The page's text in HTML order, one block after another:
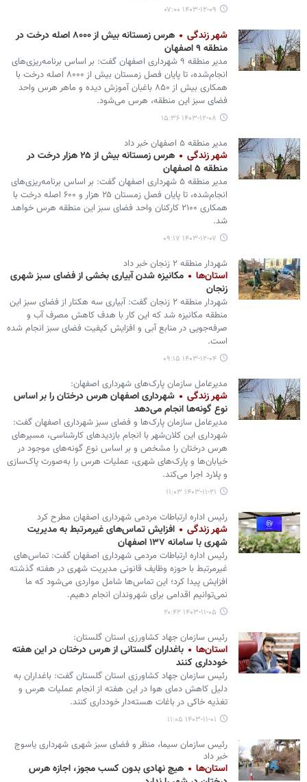
۱۴۰۳-۱۲-۰۹ ۰۷:۰۰
شهر زندگی
هرس زمستانه بیش از ۸۰۰۰ اصله درخت در
منطقه ۹ اصفهان
مدیر منطقه ۹ شهرداری اصفهان گفت: بر اساس برنامه‌ریزی‌های
انجام‌شده، تا پایان فصل زمستان بیش از ۸۰۰۰ اصله درخت با
همکاری بیش از ۸۵۰ باغبان آموزش دیده و ماهر هرس واحد
فضای سبز این منطقه، هرس می‌شود.
۱۴۰۳-۱۲-۰۸ ۱۵:۳۶
مدیر منطقه ۵ اصفهان خبر داد
شهر زندگی
هرس زمستانه بیش از ۲۵ هزار درخت در
منطقه ۵ اصفهان
مدیر منطقه ۵ شهرداری اصفهان گفت: بر اساس برنامه‌ریزی‌های
انجام‌شده، تا پایان فصل زمستان ۲۵ هزار و ۶۰۰ اصله درخت با
همکاری ۲۱۰۰ کارکنان واحد فضای سبز این منطقه هرس خواهد
شد.
۱۴۰۳-۱۲-۰۷ ۰۹:۱۷
شهردار منطقه ۲ زنجان خبر داد
استان‌ها
مکانیزه شدن آبیاری بخشی از فضای سبز شهری
زنجان
شهردار منطقه ۲ زنجان گفت: آبیاری سه هکتار از فضای سبز این
منطقه مکانیزه شد که این کار با هدف کاهش مصرف آب و
صرفه‌جویی در منابع آبی و افزایش کیفیت فضای سبز انجام شده
است.
۱۴۰۳-۱۲-۰۴ ۰۹:۱۵
مدیرعامل سازمان پارک‌های شهرداری اصفهان:
شهر زندگی
شهرداری اصفهان هرس درختان را بر اساس
نوع گونه‌ها انجام می‌دهد
مدیرعامل سازمان پارک‌ها و فضای سبز شهرداری اصفهان گفت:
شهرداری این کلان‌شهر با انجام بازدیدهای کارشناسی، مسیرهای
هرس درختان را مشخص و بر اساس نوع گونه‌های موجود در
خیابان‌ها و پارک‌های شهری، عملیات هرس را به‌صورت پاک‌سازی
و پلارد اجرا می‌کند.
۱۴۰۳-۱۱-۲۱ ۱۱:۰۳
رئیس اداره ارتباطات مردمی شهرداری اصفهان مطرح کرد
شهر زندگی
افزایش تماس‌های غیرمرتبط به مدیریت
شهری با سامانه ۱۳۷ اصفهان
رئیس اداره ارتباطات مردمی شهرداری اصفهان گفت: تماس‌های
غیرمرتبط با حوزه وظایف قانونی مدیریت شهری در هفته گذشته
افزایش پیدا کرد؛ این تماس‌ها شامل مواردی می‌شود که ما
نمی‌توانیم اقدامی برای شهروندان انجام دهیم.
۱۴۰۳-۱۱-۰۵ ۲۰:۴۲
رئیس سازمان جهاد کشاورزی استان گلستان:
استان‌ها
باغداران گلستانی از هرس درختان در این هفته
خودداری کنند
رئیس سازمان جهاد کشاورزی استان گلستان گفت: باغداران به
دلیل کاهش دمای هوا در این هفته از انجام عملیات هرس و
تغذیه خاکی در باغات هسته‌دار خودداری کنند.
۱۴۰۳-۱۱-۰۱ ۱۱:۰۵
رئیس سازمان سیما، منظر و فضای سبز شهری شهرداری یاسوج
خبر داد
استان‌ها
هیچ نهادی بدون کسب مجوز، اجازه هرس